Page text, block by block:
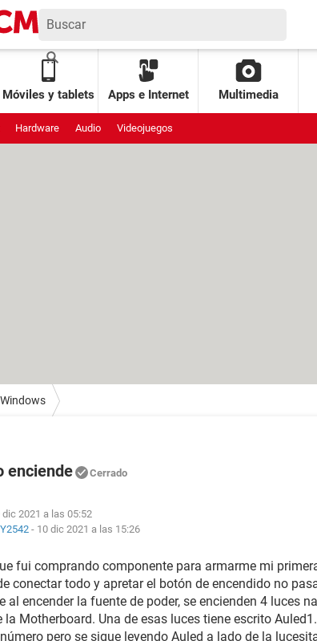
Móviles y tablets Apps e Internet Multimedia
Hardware Audio Videojuegos
Windows
enciende Cerrado
dic 2021 a las 05:52
- 10 dic 2021 a las 15:26
fui comprando componente para armarme mi
conectar todo y apretar el botón de encendido no
al encender la fuente de poder, se encienden 4 luces
la Motherboard. Una de esas luces tiene escrito
pero se sigue leyendo Auled a lado de la